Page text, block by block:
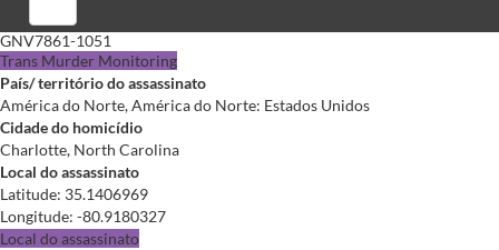
GNV7861-1051
Trans Murder Monitoring
País/ território do assassinato
América do Norte, América do Norte: Estados Unidos
Cidade do homicídio
Charlotte, North Carolina
Local do assassinato
Latitude: 35.1406969
Longitude: -80.9180327
Local do assassinato